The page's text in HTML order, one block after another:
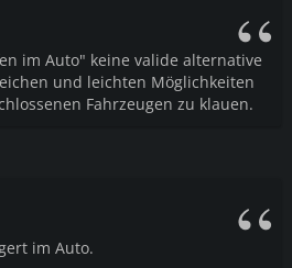
im Auto" keine valide alternative
und leichten Möglichkeiten
Fahrzeugen zu klauen.
im Auto.